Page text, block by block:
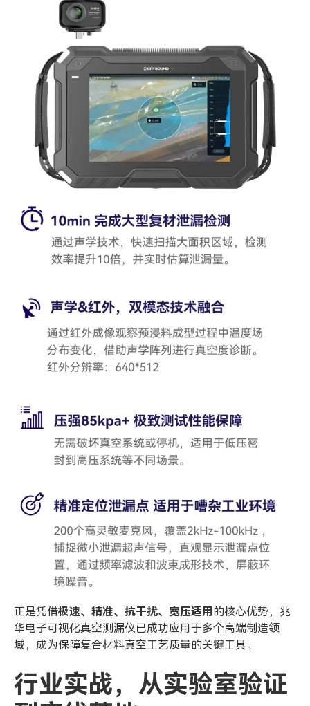
正是凭借极速、精准、抗干扰、宽压适用 的核心优势，兆
华电子可视化真空测漏仪已成功应用于多个高端制造领
域，成为保障复合材料真空工艺质量的关键工具。
行业实战， 从实验室验证